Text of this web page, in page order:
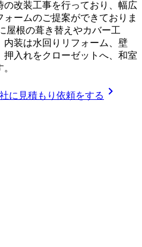
改装工事を行っており、幅広
ームのご提案ができておりま
屋根の葺き替えやカバー工
装は水回りリフォーム、壁
入れをクローゼットへ、和室
に見積もり依頼をする chevron_right